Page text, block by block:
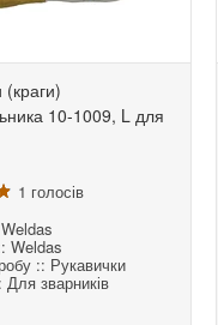
(краги)
10-1009, L для
1 голосів
Weldas
:: Рукавички
Для зварників